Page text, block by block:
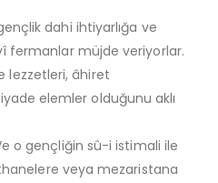
dahi ihtiyarlığa ve
fermanlar müjde veriyorlar.
lezzetleri, âhiret
elemler olduğunu aklı
o gençliğin sû-i istimali ile
veya mezaristana